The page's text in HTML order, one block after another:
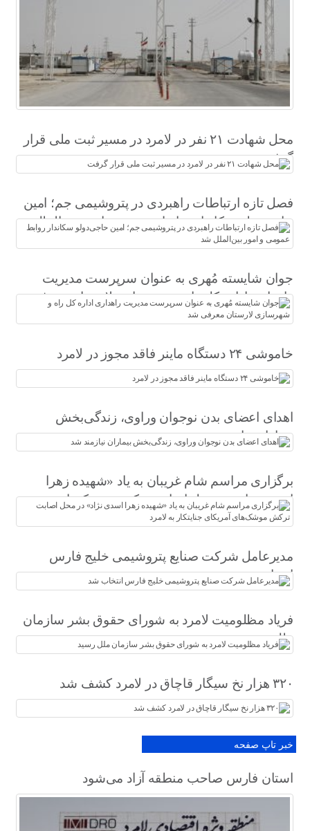
محل شهادت ۲۱ نفر در لامرد در مسیر ثبت ملی قرار
گرفت
فصل تازه ارتباطات راهبردی در پتروشیمی جم؛ امین
حاجی‌دولو سکاندار روابط عمومی و امور بین‌الملل
شد
جوان شایسته مُهری به عنوان سرپرست مدیریت
راهداری اداره کل راه و شهرسازی لارستان معرفی
شد
خاموشی ۲۴ دستگاه ماینر فاقد مجوز در لامرد
اهدای اعضای بدن نوجوان وراوی، زندگی‌بخش
بیماران نیازمند شد
برگزاری مراسم شام غریبان به یاد «شهیده زهرا
اسدی نژاد» در محل اصابت ترکش موشک‌های
آمریکای جنایتکار به لامرد
مدیرعامل شرکت صنایع پتروشیمی خلیج فارس
انتخاب شد
فریاد مظلومیت لامرد به شورای حقوق بشر سازمان
ملل رسید
۳۲۰ هزار نخ سیگار قاچاق در لامرد کشف شد
خبر تاپ صفحه
استان فارس صاحب منطقه آزاد می‌شود